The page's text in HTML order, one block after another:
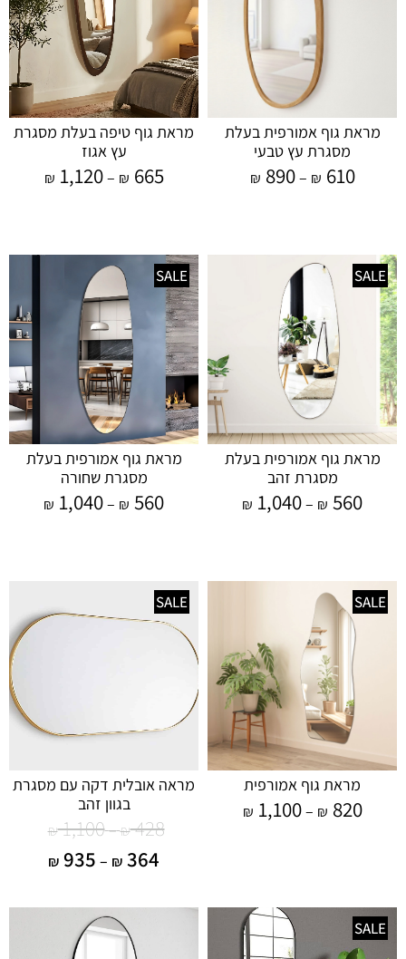
מראת גוף אמורפית בעלת
מסגרת עץ טבעי
₪ 610
–
₪ 890
מראת גוף טיפה בעלת מסגרת
עץ אגוז
₪ 665
–
₪ 1,120
SALE
מראת גוף אמורפית בעלת
מסגרת זהב
₪ 560
–
₪ 1,040
SALE
מראת גוף אמורפית בעלת
מסגרת שחורה
₪ 560
–
₪ 1,040
SALE
מראת גוף אמורפית
₪ 820
–
₪ 1,100
SALE
מראה אובלית דקה עם מסגרת
בגוון זהב
₪428
–
₪1,100
₪ 364
–
₪ 935
SALE